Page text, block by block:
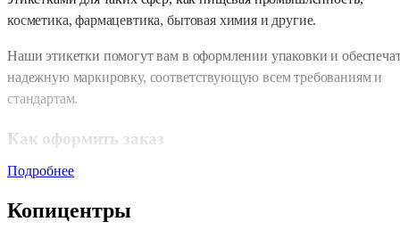
косметика, фармацевтика, бытовая химия и другие.
Наши этикетки помогут вам в оформлении упаковки и
надежную маркировку, соответствующую всем требованиям и
стандартам.
Как оформить заказ
Процесс оформления заказа у нас прост и удобен. Вы можете
Подробнее
Копицентры